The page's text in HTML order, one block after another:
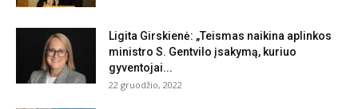
Ligita Girskienė: „Teismas naikina aplinkos
ministro S. Gentvilo įsakymą, kuriuo
gyventojai...
22 gruodžio, 2022